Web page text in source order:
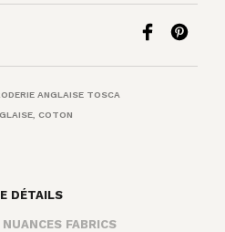
ANGLAISE TOSCA
, COTON
DÉTAILS
FABRICS